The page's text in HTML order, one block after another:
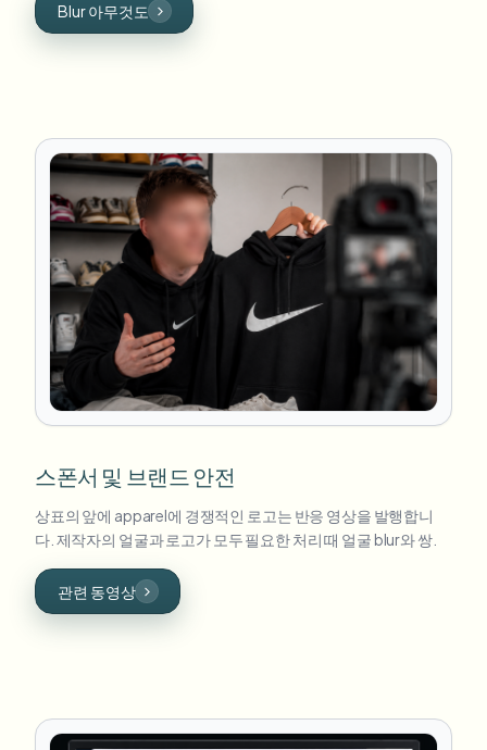
Blur 아무것도
스폰서 및 브랜드 안전
상표의 앞에 apparel에 경쟁적인 로고는 반응 영상을 발행합니
다. 제작자의 얼굴과 로고가 모두 필요한 처리 때 얼굴 blur와 쌍.
관련 동영상